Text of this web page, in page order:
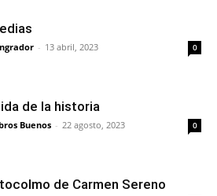
- 13 abril, 2023 0
de la historia
Buenos - 22 agosto, 2023 0
de Carmen Sereno